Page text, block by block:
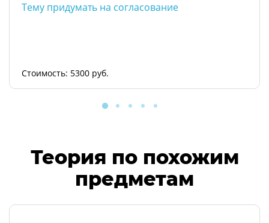
Тему придумать на согласование
Стоимость: 5300 руб.
Теория по похожим
предметам